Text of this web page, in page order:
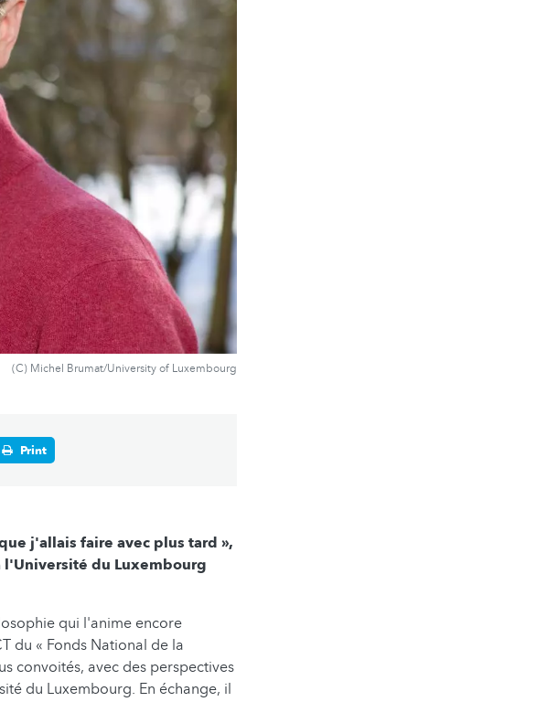
(C) Michel Brumat/University of Luxembourg
Print
j'allais faire avec plus tard »,
l'Université du Luxembourg
qui l'anime encore
du « Fonds National de la
convoités, avec des perspectives
du Luxembourg. En échange, il